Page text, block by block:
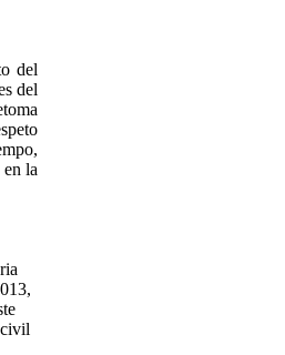
del
del
la